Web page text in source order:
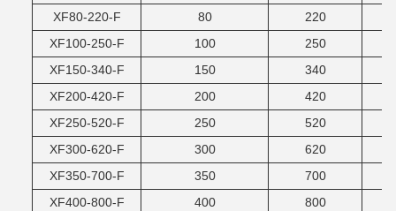
XF80-220-F
80
220
XF100-250-F
100
250
XF150-340-F
150
340
XF200-420-F
200
420
XF250-520-F
250
520
XF300-620-F
300
620
XF350-700-F
350
700
XF400-800-F
400
800